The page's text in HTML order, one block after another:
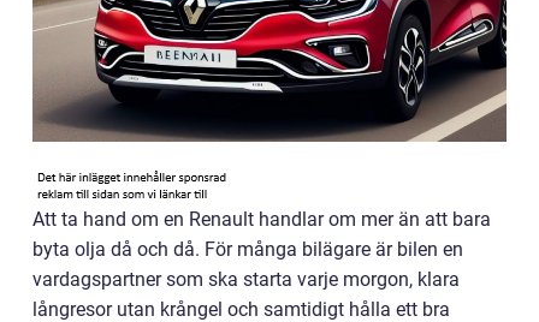
Att ta hand om en Renault handlar om mer än att bara
byta olja då och då. För många bilägare är bilen en
vardagspartner som ska starta varje morgon, klara
långresor utan krångel och samtidigt hålla ett bra